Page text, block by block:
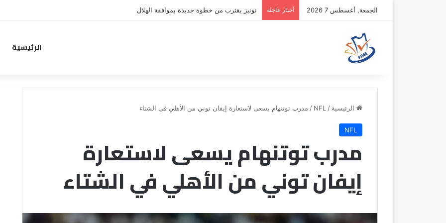
الجمعة, أغسطس 7 2026 أخبار عاجلة حقيقة غياب جواو كانسيلو عـــ ــن معسكر الهلال في النمسا
الرئيسية
الرئيسية /
NFL
/ مدرب توتنهام يسعى لاستعارة إيفان توني من الأهلي في الشتاء
NFL
مدرب توتنهام يسعى لاستعارة
إيفان توني من الأهلي في الشتاء